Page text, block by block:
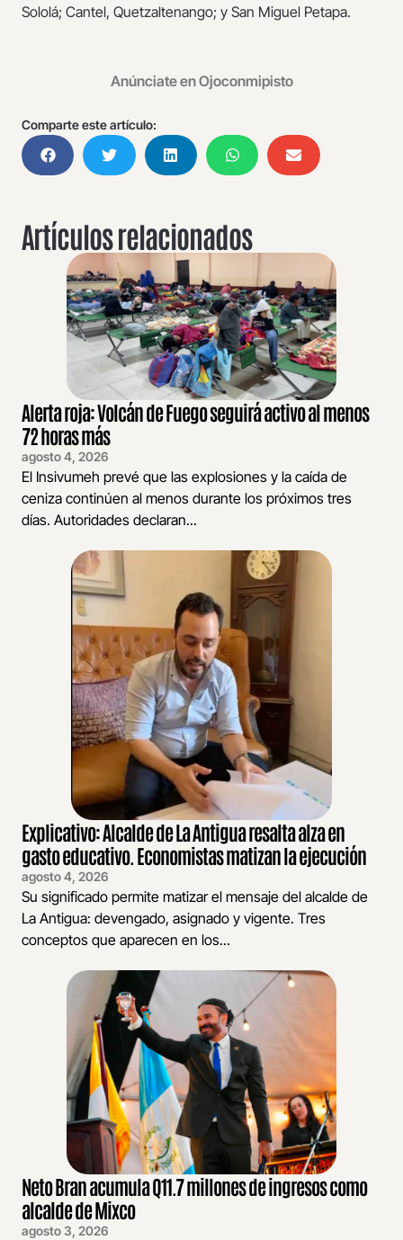
Sololá; Cantel, Quetzaltenango; y San Miguel Petapa.
Anúnciate en Ojoconmipisto
Comparte este artículo:
Artículos relacionados
Alerta roja: Volcán de Fuego seguirá activo al menos
72 horas más
agosto 4, 2026
El Insivumeh prevé que las explosiones y la caída de
ceniza continúen al menos durante los próximos tres
días. Autoridades declaran...
Explicativo: Alcalde de La Antigua resalta alza en
gasto educativo. Economistas matizan la ejecución
agosto 4, 2026
Su significado permite matizar el mensaje del alcalde de
La Antigua: devengado, asignado y vigente. Tres
conceptos que aparecen en los...
Neto Bran acumula Q11.7 millones de ingresos como
alcalde de Mixco
agosto 3, 2026